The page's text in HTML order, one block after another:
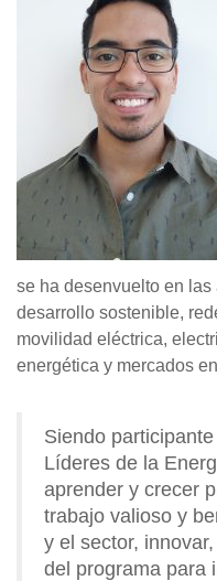
se ha desenvuelto en
desarrollo sostenible,
movilidad eléctrica,
energética y mercados
Siendo
Líderes de la
aprender y crecer
trabajo valioso y
y el sector,
del programa para